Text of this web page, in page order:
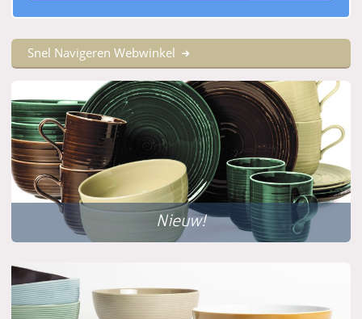
Snel Navigeren Webwinkel
Nieuw!